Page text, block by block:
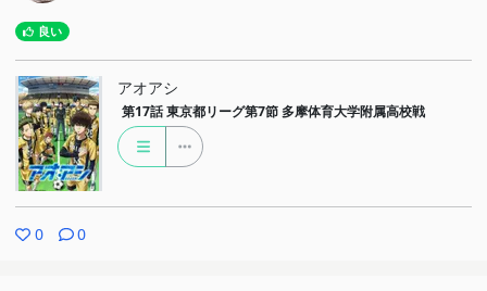
良い
アオアシ
第17話 東京都リーグ第7節 多摩体育大学附属高校戦
0 0